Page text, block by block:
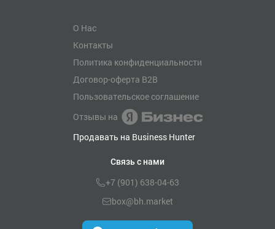
О Нас
Контакты
Политика конфиденциальности
Договор-оферта B2B
Пользовательское соглашение
Отзывы на
Продавать на Business Hunter
Связь с нами
+7 (901) 638-04-63
box@bh.market